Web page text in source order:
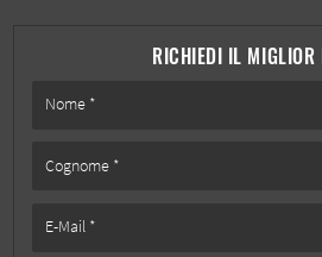
RICHIEDI IL MIGLIOR